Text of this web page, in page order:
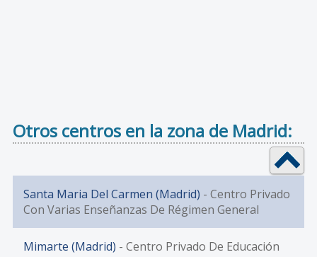
Otros centros en la zona de Madrid:
Santa Maria Del Carmen (Madrid) - Centro Privado
Con Varias Enseñanzas De Régimen General
Mimarte (Madrid) - Centro Privado De Educación